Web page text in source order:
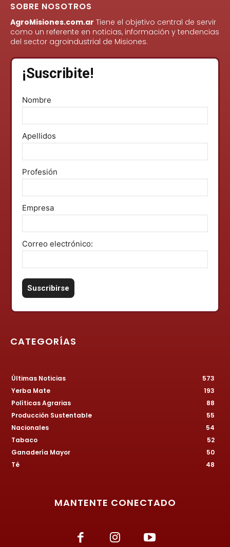
SOBRE NOSOTROS
AgroMisiones.com.ar Tiene el objetivo central de servir
como un referente en noticias, información y tendencias
del sector agroindustrial de Misiones.
¡Suscribite!
Nombre
Apellidos
Profesión
Empresa
Correo electrónico:
CATEGORÍAS
Últimas Noticias
573
Yerba Mate
193
Políticas Agrarias
88
Producción Sustentable
55
Nacionales
54
Tabaco
52
Ganadería Mayor
50
Té
48
MANTENTE CONECTADO